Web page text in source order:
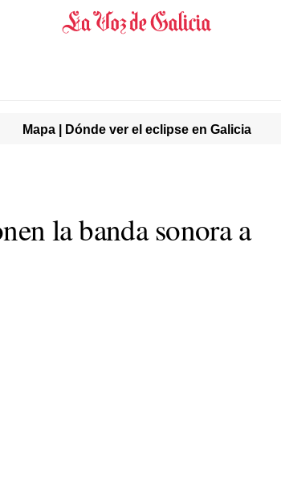
Mapa | Dónde ver el eclipse en Galicia
la banda sonora a